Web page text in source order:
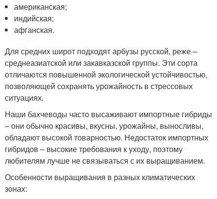
американская;
индийская;
афганская.
Для средних широт подходят арбузы русской, реже –
среднеазиатской или закавказской группы. Эти сорта
отличаются повышенной экологической устойчивостью,
позволяющей сохранять урожайность в стрессовых
ситуациях.
Наши бахчеводы часто высаживают импортные гибриды
– они обычно красивы, вкусны, урожайны, выносливы,
обладают высокой товарностью. Недостаток импортных
гибридов – высокие требования к уходу, поэтому
любителям лучше не связываться с их выращиванием.
Особенности выращивания в разных климатических
зонах: